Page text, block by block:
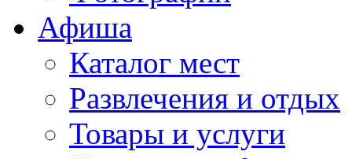
Афиша
Каталог мест
Развлечения и отдых
Товары и услуги